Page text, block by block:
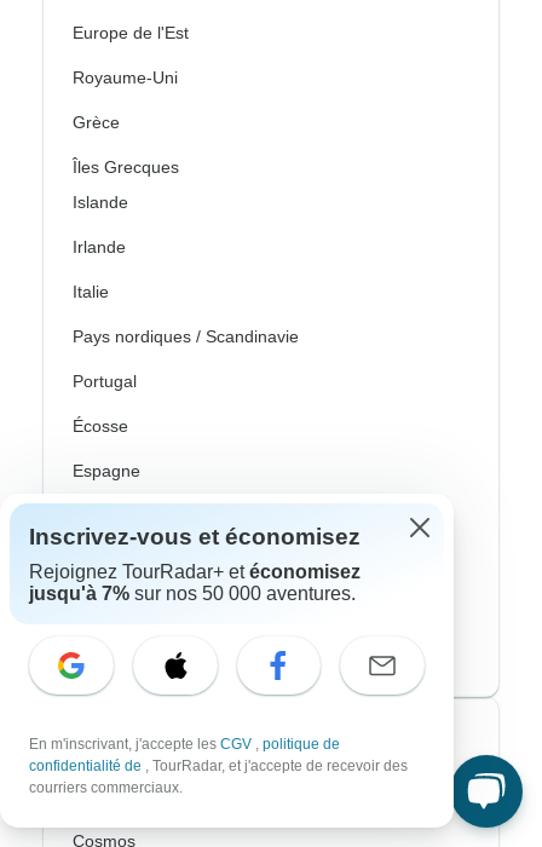
Europe de l'Est
Royaume-Uni
Grèce
Îles Grecques
Islande
Irlande
Italie
Pays nordiques / Scandinavie
Portugal
Écosse
Espagne
Canada
Costa Rica
États-Unis
Voyagistes les plus populaires
Contiki
Cosmos
Inscrivez-vous et économisez
Rejoignez TourRadar+ etéconomisez
jusqu'à 7% sur nos 50 000 aventures.
En m'inscrivant, j'accepte les CGV , politique de
confidentialité de , TourRadar, et j'accepte de recevoir des
courriers commerciaux.